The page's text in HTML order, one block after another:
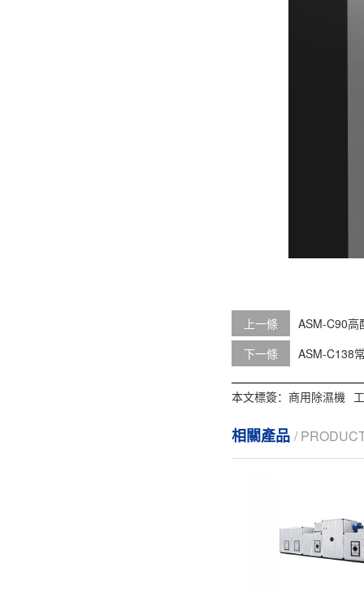
上一條
ASM-C90高
下一條
ASM-C138
本文標簽： 商用除濕機
相關產品 /